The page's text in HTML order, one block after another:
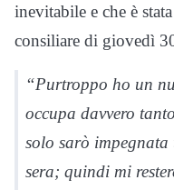
inevitabile e che è
consiliare di giovedì
“Purtroppo ho un
occupa davvero
solo sarò
sera; quindi mi